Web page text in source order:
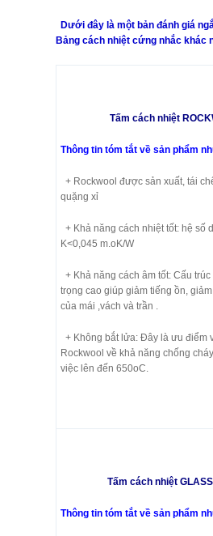
Dưới đây là một bản đánh giá
Bảng cách nhiệt cứng nhắc khác
Tấm cách nhiệt
Thông tin tóm tắt về sản phẩm
+ Rockwool được sản xuất, tái
quặng xỉ
+ Khả năng cách nhiệt tốt: hệ số
K<0,045 m.oK/W
+ Khả năng cách âm tốt: Cấu
trọng cao giúp giảm tiếng ồn,
của mái ,vách và trần .
+ Không bắt lửa: Đây là ưu điểm
Rockwool về khả năng chống
việc lên đến 650oC.
Tấm cách nhiệt
Thông tin tóm tắt về sản phẩm